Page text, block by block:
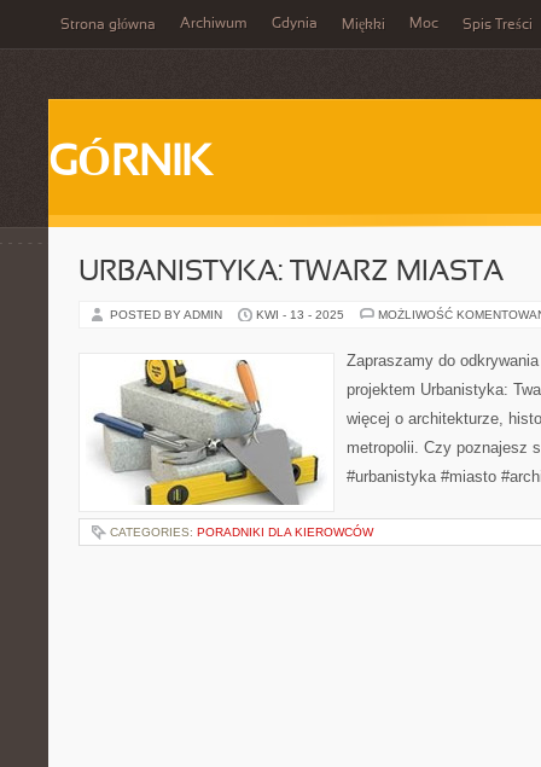
Strona główna Archiwum Gdynia Miękki Moc Spis Treści
GÓRNIK
URBANISTYKA: TWARZ MIASTA
POSTED BY ADMIN KWI - 13 - 2025 MOŻLIWOŚĆ
Zapraszamy do
projektem Urbanistyka:
więcej o architekturze,
metropolii. Czy poznajesz
#urbanistyka #miasto
CATEGORIES: PORADNIKI DLA KIEROWCÓW